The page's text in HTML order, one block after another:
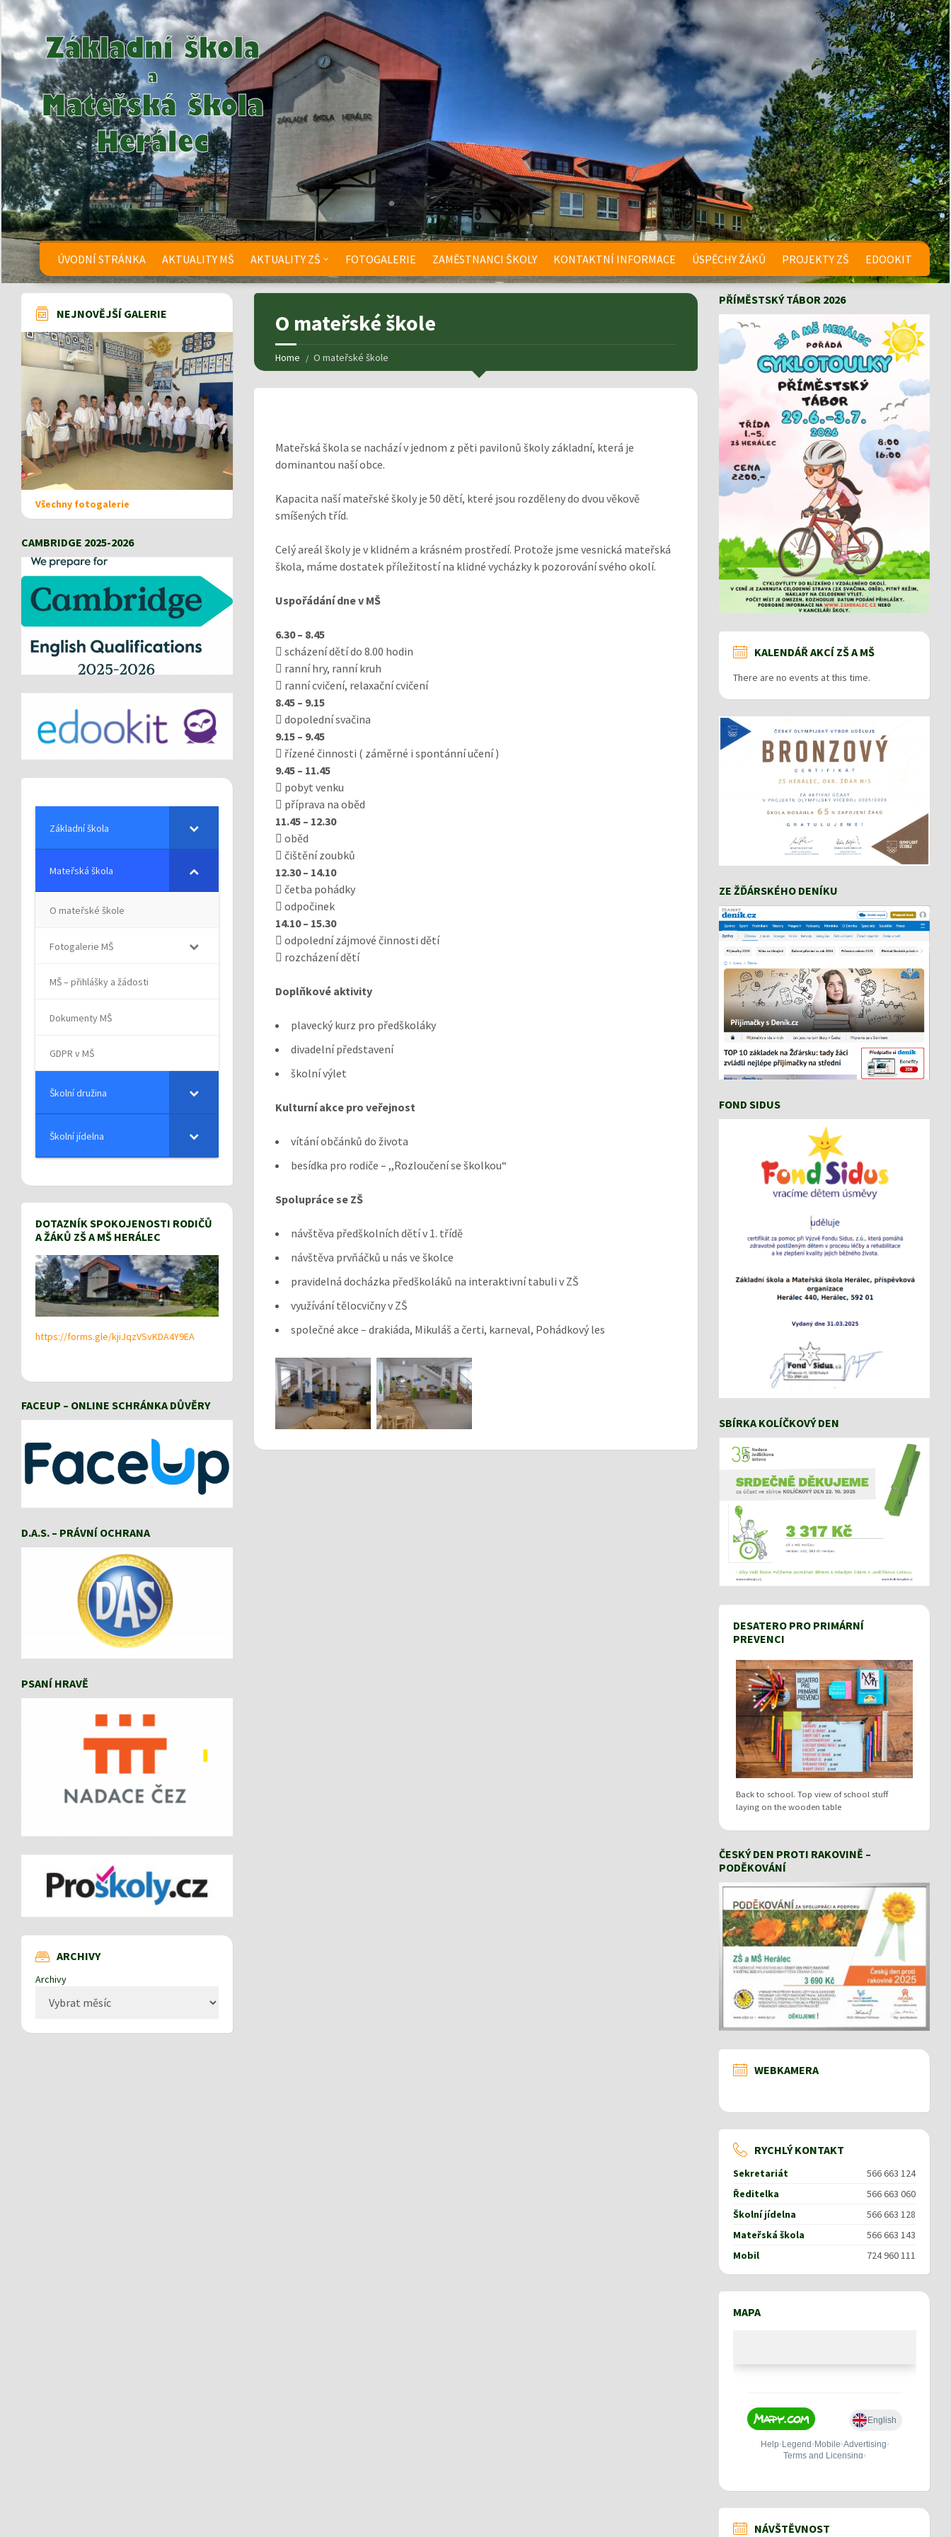
ÚVODNÍ STRÁNKA AKTUALITY MŠ AKTUALITY ZŠ FOTOGALERIE ZAMĚSTNANCI ŠKOLY KONTAKTNÍ INFORMACE ÚSPĚCHY ŽÁKŮ PROJEKTY ZŠ EDOOKIT
O mateřské škole
Home O mateřské škole
Mateřská škola se nachází v jednom z pěti pavilonů školy základní, která je
dominantou naší obce.
Kapacita naší mateřské školy je 50 dětí, které jsou rozděleny do dvou věkově
smíšených tříd.
Celý areál školy je v klidném a krásném prostředí. Protože jsme vesnická mateřská
škola, máme dostatek příležitostí na klidné vycházky k pozorování svého okolí.
Uspořádání dne v MŠ
6.30 – 8.45
 scházení dětí do 8.00 hodin
 ranní hry, ranní kruh
 ranní cvičení, relaxační cvičení
8.45 – 9.15
 dopolední svačina
9.15 – 9.45
 řízené činnosti ( záměrné i spontánní učení )
9.45 – 11.45
 pobyt venku
 příprava na oběd
11.45 – 12.30
 oběd
 čištění zoubků
12.30 – 14.10
 četba pohádky
 odpočinek
14.10 – 15.30
 odpolední zájmové činnosti dětí
 rozcházení dětí
Doplňkové aktivity
plavecký kurz pro předškoláky
divadelní představení
školní výlet
Kulturní akce pro veřejnost
vítání občánků do života
besídka pro rodiče – ,,Rozloučení se školkou“
Spolupráce se ZŠ
návštěva předškolních dětí v 1. třídě
návštěva prvňáčků u nás ve školce
pravidelná docházka předškoláků na interaktivní tabuli v ZŠ
využívání tělocvičny v ZŠ
společné akce – drakiáda, Mikuláš a čerti, karneval, Pohádkový les
NEJNOVĚJŠÍ GALERIE
Všechny fotogalerie
CAMBRIDGE 2025-2026
Základní škola
Mateřská škola
O mateřské škole
Fotogalerie MŠ
MŠ – přihlášky a žádosti
Dokumenty MŠ
GDPR v MŠ
Školní družina
Školní jídelna
DOTAZNÍK SPOKOJENOSTI RODIČŮ
A ŽÁKŮ ZŠ A MŠ HERÁLEC
https://forms.gle/kjiJqzVSvKDA4Y9EA
FACEUP – ONLINE SCHRÁNKA DŮVĚRY
D.A.S. – PRÁVNÍ OCHRANA
PSANÍ HRAVĚ
ARCHIVY
Archivy
PŘÍMĚSTSKÝ TÁBOR 2026
KALENDÁŘ AKCÍ ZŠ A MŠ
There are no events at this time.
ZE ŽĎÁRSKÉHO DENÍKU
FOND SIDUS
SBÍRKA KOLÍČKOVÝ DEN
DESATERO PRO PRIMÁRNÍ
PREVENCI
Back to school. Top view of school stuff
laying on the wooden table
ČESKÝ DEN PROTI RAKOVINĚ –
PODĚKOVÁNÍ
WEBKAMERA
RYCHLÝ KONTAKT
Sekretariát
566 663 124
Ředitelka
566 663 060
Školní jídelna
566 663 128
Mateřská škola
566 663 143
Mobil
724 960 111
MAPA
NÁVŠTĚVNOST